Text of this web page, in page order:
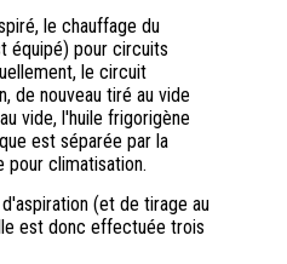
le chauffage du
équipé) pour circuits
le circuit
de nouveau tiré au vide
vide, l'huile frigorigène
est séparée par la
pour climatisation.
(et de tirage au
est donc effectuée trois